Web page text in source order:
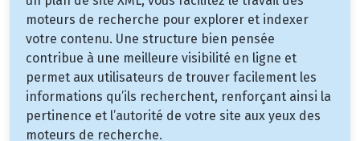
moteurs de recherche pour explorer et indexer
votre contenu. Une structure bien pensée
contribue à une meilleure visibilité en ligne et
permet aux utilisateurs de trouver facilement les
informations qu’ils recherchent, renforçant ainsi la
pertinence et l’autorité de votre site aux yeux des
moteurs de recherche.